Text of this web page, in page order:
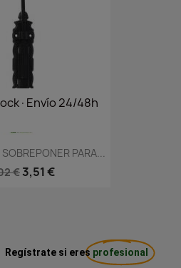
24/48h
PARA...
€ 3,51 €
Regístrate si eres profesional